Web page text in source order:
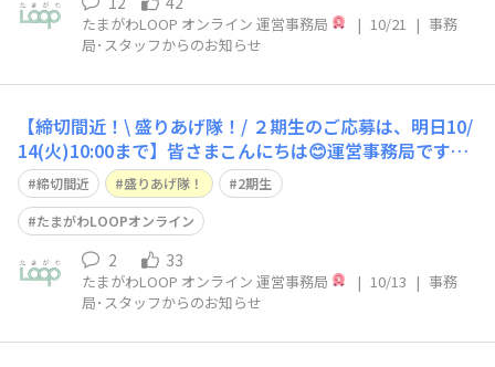
たまがわLOOP オンライン 運営事務局 | 10/21 | 事務
局･スタッフからのお知らせ
【締切間近！\ 盛りあげ隊！/ ２期生のご応募は、明日10/
14(火)10:00まで】皆さまこんにちは😊運営事務局です。
いつもたまがわLOOPオンラインをご覧いただき誠にあり
がとうございます。 ｢たまがわLOOPオンライン｣ を一緒に
盛りあげてくれる “盛りあげ隊！”２期生メンバーのご応
募は、いよ
締切間近 盛りあげ隊！
2期生
たまがわLOOPオンライン
2 33
たまがわLOOP オンライン 運営事務局 | 10/13 | 事務
局･スタッフからのお知らせ